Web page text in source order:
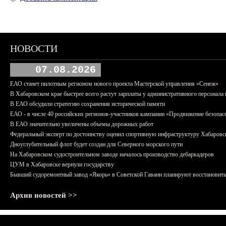
НОВОСТИ
07.08.2026
ЕАО станет пилотным регионом нового проекта Мастерской управления «Сенеж»
В Хабаровском крае быстрее всего растут зарплаты у административного персонала
В ЕАО обсудили стратегию сохранения исторической памяти
ЕАО - в числе 40 российских регионов-участников кампании «Продвижение
В ЕАО значительно увеличены объемы дорожных работ
Федеральный эксперт по достоинству оценил спортивную инфраструктуру
Дноуглубительный флот будет создан для Северного морского пути
На Хабаровском судостроительном заводе началось производство дебаркадеров
ЦУМ в Хабаровске вернули государству
Бывший судоремонтный завод «Якорь» в Советской Гавани планируют восстановить
Архив новостей >>